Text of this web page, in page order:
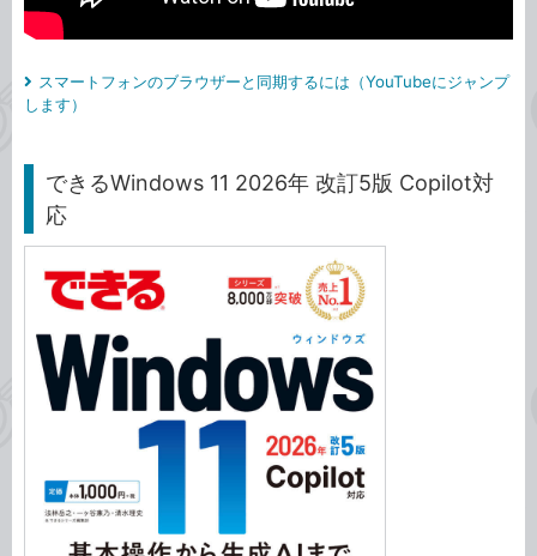
スマートフォンのブラウザーと同期するには（YouTubeにジャンプ
します）
できるWindows 11 2026年 改訂5版 Copilot対
応